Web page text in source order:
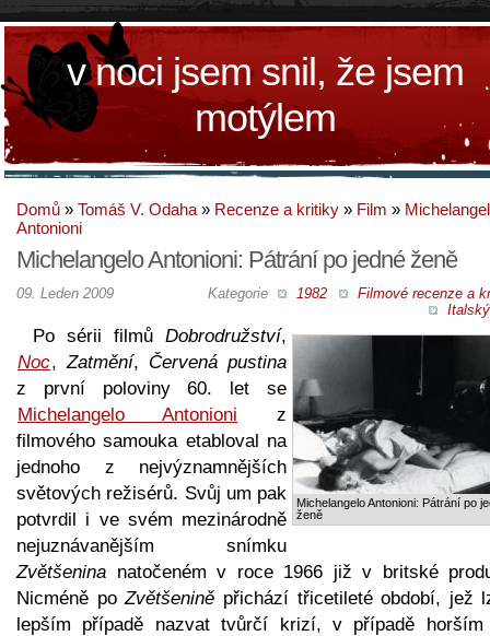
v noci jsem snil, že jsem
motýlem
Domů » Tomáš V. Odaha » Recenze a kritiky » Film »
Antonioni
Michelangelo Antonioni: Pátrání po jedné ženě
Kategorie 1982
Filmové recenze a
09. Leden 2009
Michelangelo Antonioni: Pátrání po
ženě
Po sérii filmů Dobrodružství,
Noc, Zatmění, Červená pustina
z první poloviny 60. let se
Michelangelo Antonioni
z
filmového samouka etabloval na
jednoho z nejvýznamnějších
světových režisérů. Svůj um pak
potvrdil i ve svém mezinárodně
nejuznávanějším snímku
Zvětšenina natočeném v roce 1966 již v britské
Nicméně poZvětšenině přichází třicetileté období, jež
lepším případě nazvat tvůrčí krizí, v případě horším